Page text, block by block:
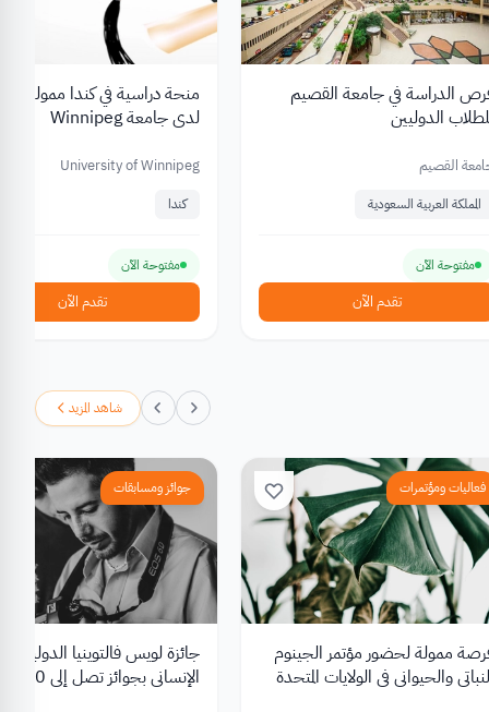
الدراسة في جامعة القصيم
الدوليين
القصيم
المملكة العربية السعودية
مفتوحة الآن
تقدم الآن
منحة دراسية في كندا ممولة
لدى جامعة Winnipeg
University of Winnipeg
كندا
مفتوحة الآن
تقدم الآن
شاهد المزيد
فعاليات ومؤتمرات
ممولة لحضور مؤتمر الجينوم
والحيواني في الولايات المتحدة
جوائز ومسابقات
جائزة لويس فالتوينيا الدولية
الإنساني بجوائز تصل